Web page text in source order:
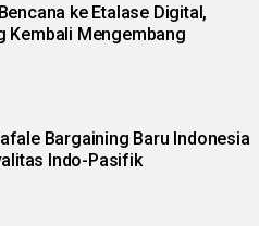
ke Etalase Digital,
Kembali Mengembang
Bargaining Baru Indonesia
Indo-Pasifik